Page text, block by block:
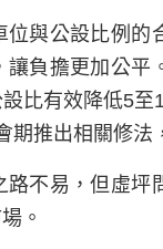
與公設比例
負擔更加公
比有效降低5
推出相關修
不易，但虛
。